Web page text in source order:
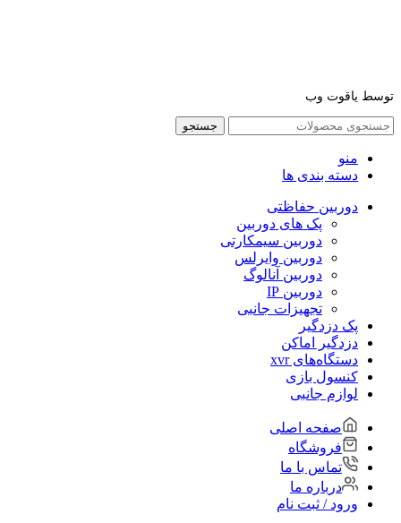
توسط یاقوت وب
جستجو
منو
دسته بندی ها
دوربین حفاظتی
پک های دوربین
دوربین سیمکارتی
دوربین وایرلس
دوربین آنالوگ
دوربین IP
تجهیزات جانبی
پک دزدگیر
دزدگیر اماکن
دستگاه‌های xvr
کنسول بازی
لوازم جانبی
صفحه اصلی
فروشگاه
تماس با ما
درباره ما
ورود / ثبت نام